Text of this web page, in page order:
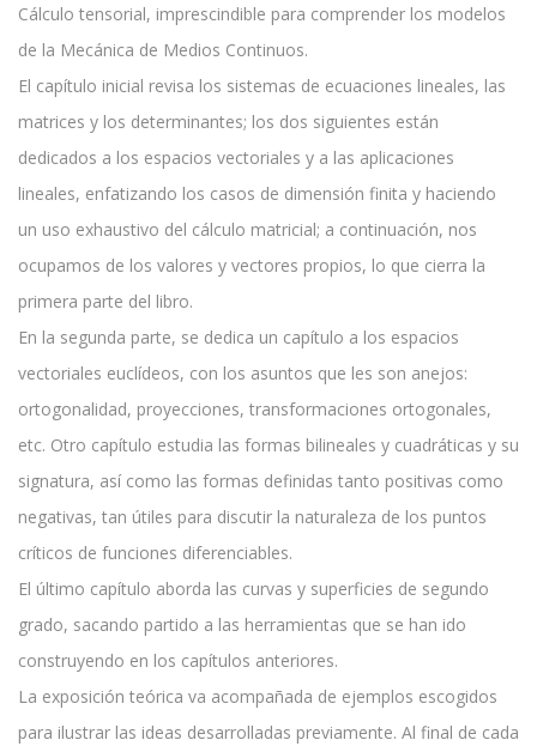
Cálculo tensorial, imprescindible para comprender los modelos
de la Mecánica de Medios Continuos.
El capítulo inicial revisa los sistemas de ecuaciones lineales, las
matrices y los determinantes; los dos siguientes están
dedicados a los espacios vectoriales y a las aplicaciones
lineales, enfatizando los casos de dimensión finita y haciendo
un uso exhaustivo del cálculo matricial; a continuación, nos
ocupamos de los valores y vectores propios, lo que cierra la
primera parte del libro.
En la segunda parte, se dedica un capítulo a los espacios
vectoriales euclídeos, con los asuntos que les son anejos:
ortogonalidad, proyecciones, transformaciones ortogonales,
etc. Otro capítulo estudia las formas bilineales y cuadráticas y su
signatura, así como las formas definidas tanto positivas como
negativas, tan útiles para discutir la naturaleza de los puntos
críticos de funciones diferenciables.
El último capítulo aborda las curvas y superficies de segundo
grado, sacando partido a las herramientas que se han ido
construyendo en los capítulos anteriores.
La exposición teórica va acompañada de ejemplos escogidos
para ilustrar las ideas desarrolladas previamente. Al final de cada